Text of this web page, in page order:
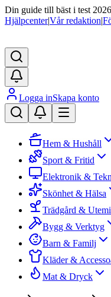
Din guide till bäst i test 2026
Hjälpcenter|Vår redaktion|
Logga inSkapa konto
Hem & Hushåll
Sport & Fritid
Elektronik &
Skönhet & Hälsa
Trädgård &
Bygg & Verktyg
Barn & Familj
Kläder &
Mat & Dryck